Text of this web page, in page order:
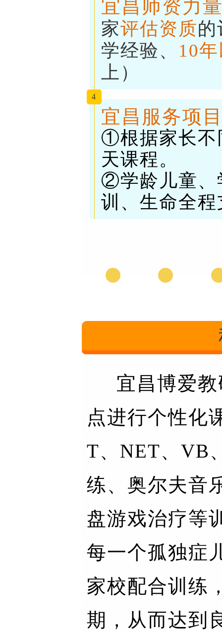
宜昌师资力
家评估资质的
学经验、 10
上）
4
宜昌服务项
①根据家长不
天课程。
②学龄儿童、
训、生命全
宜昌博爱
点进行个性化
T、NET、VB
练、奥尔夫音
盘游戏治疗等
每一个孤独症
家校配合训练
期，从而达到